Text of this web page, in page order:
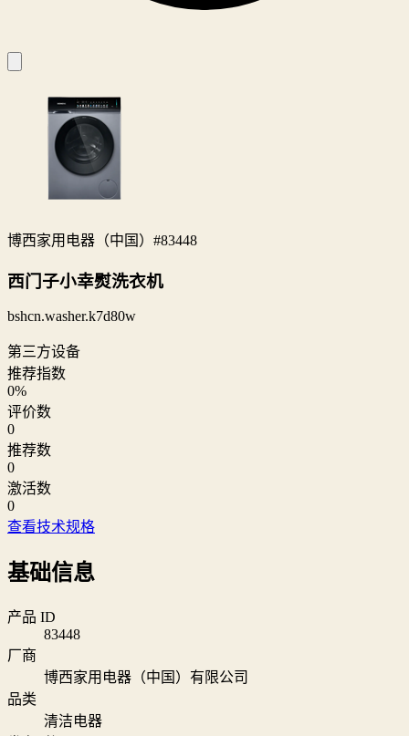
博西家用电器（中国） #83448
西门子小幸熨洗衣机
bshcn.washer.k7d80w
第三方设备
推荐指数
0%
评价数
0
推荐数
0
激活数
0
查看技术规格
基础信息
产品 ID
83448
厂商
博西家用电器（中国）有限公司
品类
清洁电器